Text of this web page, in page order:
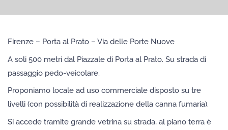
Firenze – Porta al Prato – Via delle Porte Nuove
A soli 500 metri dal Piazzale di Porta al Prato. Su strada di
passaggio pedo-veicolare.
Proponiamo locale ad uso commerciale disposto su tre
livelli (con possibilità di realizzazione della canna fumaria).
Si accede tramite grande vetrina su strada, al piano terra è